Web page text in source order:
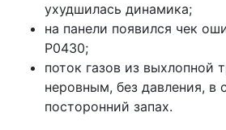
ухудшилась динамика;
на панели появился чек
Р0430;
поток газов из выхлопной
неровным, без давления, в
посторонний запах.